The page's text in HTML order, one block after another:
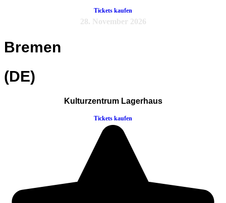
Tickets kaufen
28. November 2026
Bremen
(DE)
Kulturzentrum Lagerhaus
Tickets kaufen